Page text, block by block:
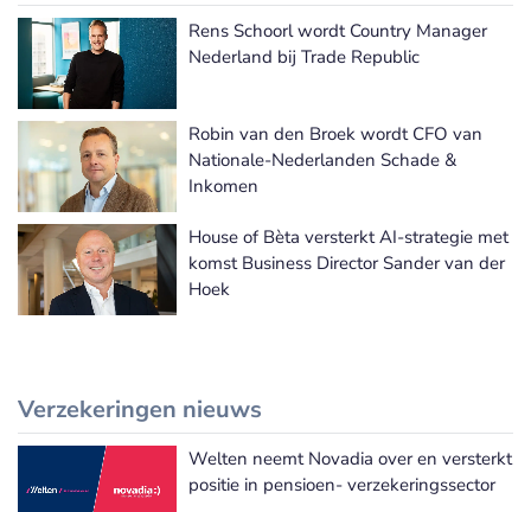
Meer Benoemingen nieuws
Rens Schoorl wordt Country Manager
Nederland bij Trade Republic
Robin van den Broek wordt CFO van
Nationale-Nederlanden Schade &
Inkomen
House of Bèta versterkt AI-strategie met
komst Business Director Sander van der
Hoek
Verzekeringen nieuws
Meer Verzekeringen nieuws
Welten neemt Novadia over en versterkt
positie in pensioen- verzekeringssector